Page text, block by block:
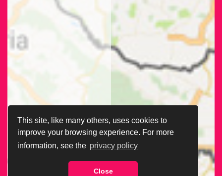
This site, like many others, uses cookies to
improve your browsing experience. For more
information, see the privacy policy
Close